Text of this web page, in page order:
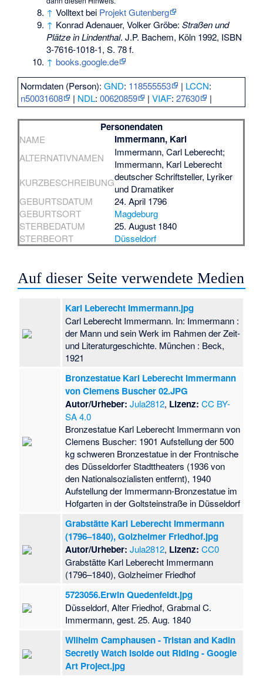
↑ Volltext bei Projekt Gutenberg
↑ Konrad Adenauer, Volker Gröbe:Straßen und
Plätze in Lindenthal. J.P. Bachem, Köln 1992, ISBN
3-7616-1018-1, S. 78 f.
↑ books.google.de
Normdaten (Person):GND: 118555553 | LCCN:
n50031608
| NDL:00620859 |VIAF:27630 |
Personendaten
NAME Immermann, Karl
ALTERNATIVNAMEN
Immermann, Carl Leberecht;
Immermann, Karl Leberecht
KURZBESCHREIBUNGdeutscher Schriftsteller, Lyriker
und Dramatiker
GEBURTSDATUM
24. April 1796
GEBURTSORT
Magdeburg
STERBEDATUM
25. August 1840
STERBEORT
Düsseldorf
Auf dieser Seite verwendete Medien
Karl Leberecht Immermann.jpg
Carl Leberecht Immermann. In: Immermann :
der Mann und sein Werk im Rahmen der Zeit-
und Literaturgeschichte. München : Beck,
1921
Bronzestatue Karl Leberecht Immermann
von Clemens Buscher 02.JPG
Autor/Urheber: Jula2812, Lizenz: CC BY-
SA 4.0
Bronzestatue Karl Leberecht Immermann von
Clemens Buscher: 1901 Aufstellung der 500
kg schweren Bronzestatue in der Frontnische
des Düsseldorfer Stadttheaters (1936 von
den Nationalsozialisten entfernt), 1940
Aufstellung der Immermann-Bronzestatue im
Hofgarten in der Goltsteinstraße in Düsseldorf
Grabstätte Karl Leberecht Immermann
(1796–1840), Golzheimer Friedhof.jpg
Autor/Urheber: Jula2812, Lizenz: CC0
Grabstätte Karl Leberecht Immermann
(1796–1840), Golzheimer Friedhof
5723056.Erwin Quedenfeldt.jpg
Düsseldorf, Alter Friedhof, Grabmal C.
Immermann, gest. 25. Aug. 1840
Wilhelm Camphausen - Tristan and Kadin
Secretly Watch Isolde out Riding - Google
Art Project.jpg